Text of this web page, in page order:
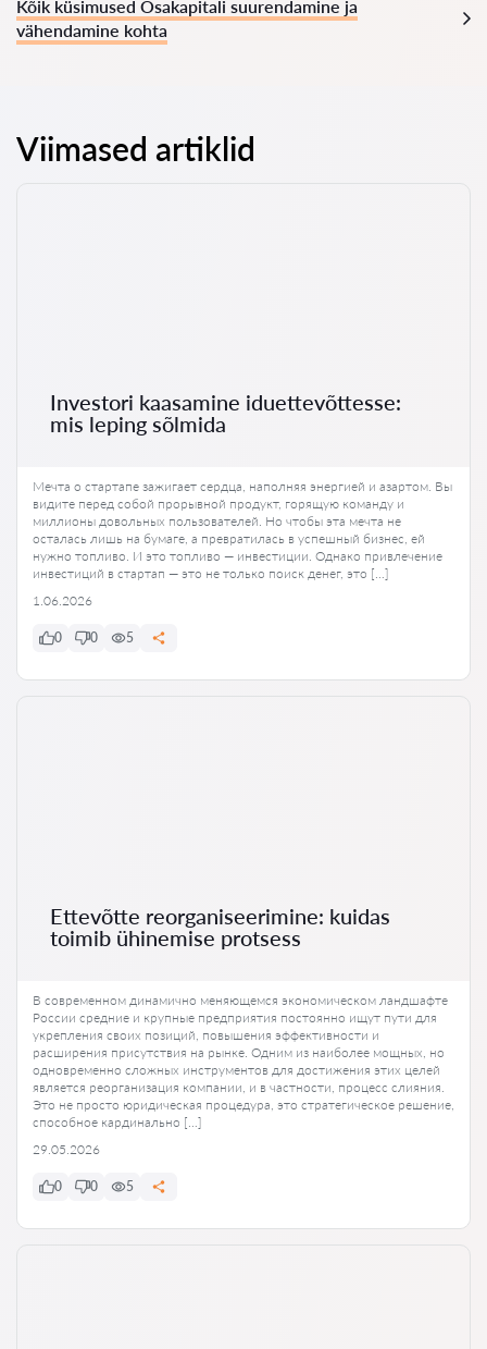
Kõik küsimused Osakapitali suurendamine ja
vähendamine kohta
Viimased artiklid
Investori kaasamine iduettevõttesse:
mis leping sõlmida
Мечта о стартапе зажигает сердца, наполняя энергией и азартом. Вы
видите перед собой прорывной продукт, горящую команду и
миллионы довольных пользователей. Но чтобы эта мечта не
осталась лишь на бумаге, а превратилась в успешный бизнес, ей
нужно топливо. И это топливо — инвестиции. Однако привлечение
инвестиций в стартап — это не только поиск денег, это […]
1.06.2026
0 0 5
Ettevõtte reorganiseerimine: kuidas
toimib ühinemise protsess
В современном динамично меняющемся экономическом ландшафте
России средние и крупные предприятия постоянно ищут пути для
укрепления своих позиций, повышения эффективности и
расширения присутствия на рынке. Одним из наиболее мощных, но
одновременно сложных инструментов для достижения этих целей
является реорганизация компании, и в частности, процесс слияния.
Это не просто юридическая процедура, это стратегическое решение,
способное кардинально […]
29.05.2026
0 0 5